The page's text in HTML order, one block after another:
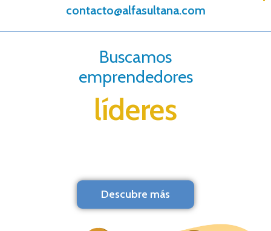
contacto@alfasultana.com
Buscamos
emprendedores
líderes
Descubre más